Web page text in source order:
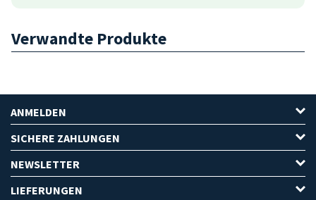
Verwandte Produkte
ANMELDEN
SICHERE ZAHLUNGEN
NEWSLETTER
LIEFERUNGEN